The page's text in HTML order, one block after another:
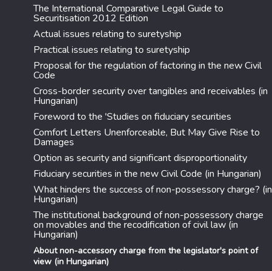
The International Comparative Legal Guide to
Securitisation 2012 Edition
Actual issues relating to suretyship
Practical issues relating to suretyship
Proposal for the regulation of factoring in the new Civil
Code
Cross-border security over tangibles and receivables (in
Hungarian)
Foreword to the 'Studies on fiduciary securities
Comfort Letters Unenforceable, But May Give Rise to
Damages
Option as security and significant disproportionality
Fiduciary securities in the new Civil Code (in Hungarian)
What hinders the success of non-possessory charge? (in
Hungarian)
The institutional background of non-possessory charge
on movables and the recodification of civil law (in
Hungarian)
About non-accessory charge from the legislator's point of
view (in Hungarian)